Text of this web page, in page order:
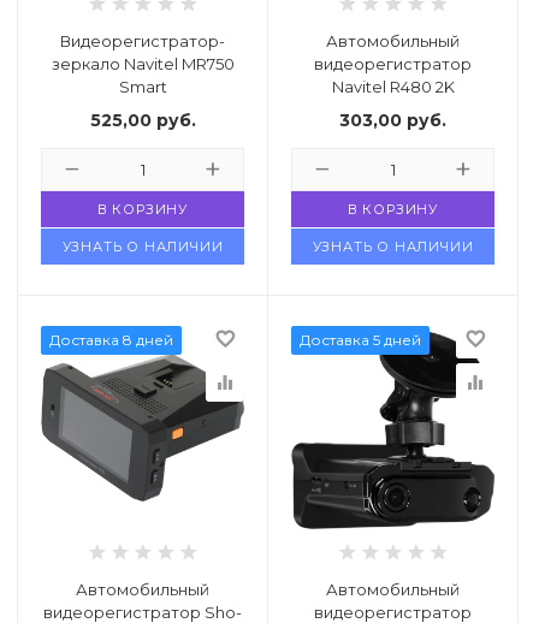
Видеорегистратор-
зеркало Navitel MR750
Smart
525,00 руб.
В КОРЗИНУ
УЗНАТЬ О НАЛИЧИИ
Автомобильный
видеорегистратор
Navitel R480 2K
303,00 руб.
В КОРЗИНУ
УЗНАТЬ О НАЛИЧИИ
Доставка 8 дней
favorite_border
equalizer
Автомобильный
видеорегистратор Sho-
Доставка 5 дней
favorite_border
equalizer
Автомобильный
видеорегистратор